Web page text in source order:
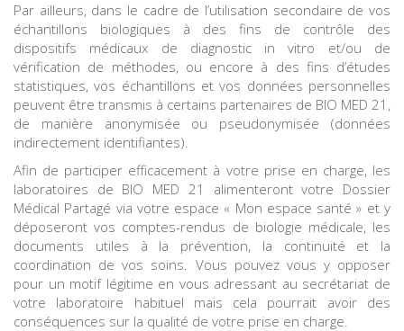
Par ailleurs, dans le cadre de l’utilisation secondaire de vos
échantillons biologiques à des fins de contrôle des
dispositifs médicaux de diagnostic in vitro et/ou de
vérification de méthodes, ou encore à des fins d’études
statistiques, vos échantillons et vos données personnelles
peuvent être transmis à certains partenaires de BIO MED 21,
de manière anonymisée ou pseudonymisée (données
indirectement identifiantes).
Afin de participer efficacement à votre prise en charge, les
laboratoires de BIO MED 21 alimenteront votre Dossier
Médical Partagé via votre espace « Mon espace santé » et y
déposeront vos comptes-rendus de biologie médicale, les
documents utiles à la prévention, la continuité et la
coordination de vos soins. Vous pouvez vous y opposer
pour un motif légitime en vous adressant au secrétariat de
votre laboratoire habituel mais cela pourrait avoir des
conséquences sur la qualité de votre prise en charge.